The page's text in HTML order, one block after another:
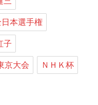
本選手権
子
京大会 ＮＨＫ杯